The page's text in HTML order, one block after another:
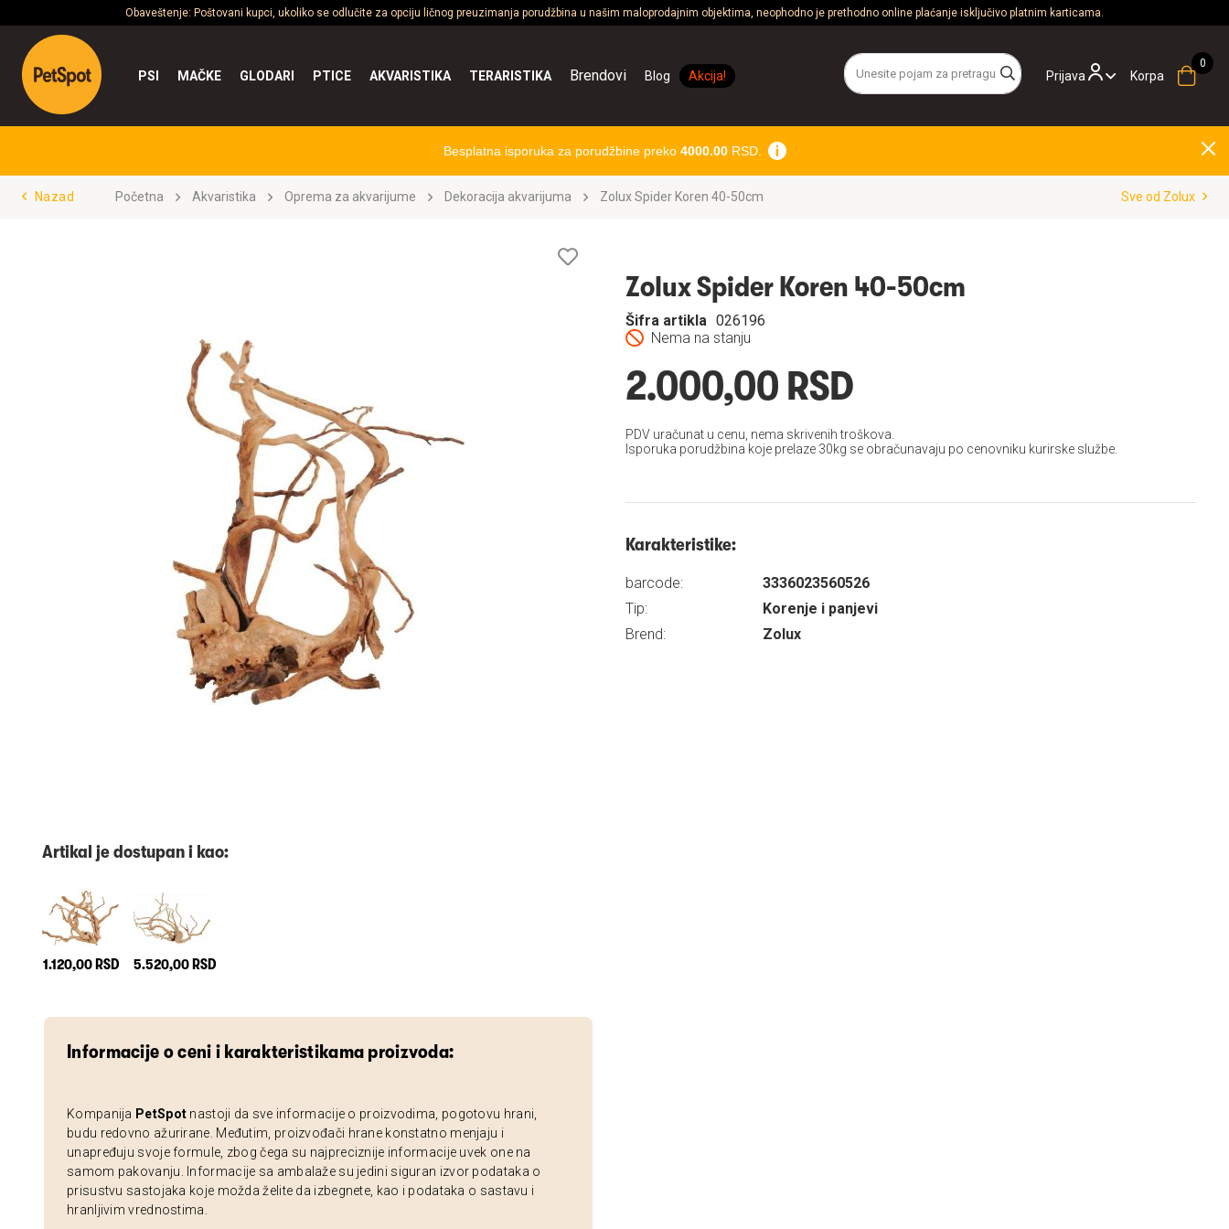
Obaveštenje: Poštovani kupci, ukoliko se odlučite za opciju ličnog preuzimanja porudžbina u našim maloprodajnim objektima, neophodno je prethodno online plaćanje isključivo platnim karticama.
Prijava
PSI MAČKE GLODARI PTICE AKVARISTIKA TERARISTIKA Brendovi Blog Akcija! Korpa
Besplatna isporuka za porudžbine preko 4000.00RSD.
Nazad Početna Akvaristika Oprema za akvarijume Dekoracija akvarijuma Zolux Spider Koren 40-50cm Sve od Zolux
Artikal je dostupan i kao:
1.120,00 RSD 5.520,00 RSD
Informacije o ceni i karakteristikama proizvoda:
Kompanija PetSpot nastoji da sve informacije o proizvodima, pogotovu hrani,
budu redovno ažurirane. Međutim, proizvođači hrane konstatno menjaju i
unapređuju svoje formule, zbog čega su najpreciznije informacije uvek one na
samom pakovanju. Informacije sa ambalaže su jedini siguran izvor podataka o
prisustvu sastojaka koje možda želite da izbegnete, kao i podataka o sastavu i
hranljivim vrednostima.
želja
Zolux Spider Koren 40-50cm
Nema na stanju
Šifra artikla 026196
2.000,00 RSD
PDV uračunat u cenu, nema skrivenih troškova.
Isporuka porudžbina koje prelaze 30kg se obračunavaju po cenovniku kurirske službe.
Karakteristike:
barcode:
3336023560526
Tip:
Korenje i panjevi
Brend:
Zolux